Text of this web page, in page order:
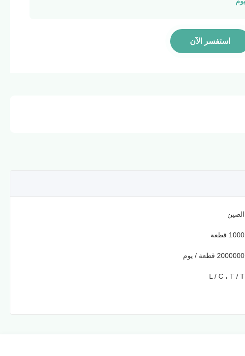
استفسر الآن
الصين
1000 قطعة
2000000 قطعة / يوم
L / C ، T / T